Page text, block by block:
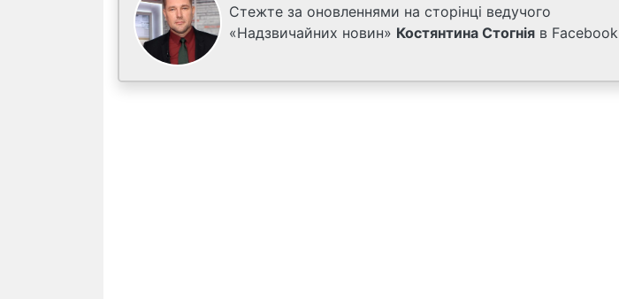
Стежте за оновленнями на сторінці ведучого
«Надзвичайних новин» Костянтина Стогнія в Facebook